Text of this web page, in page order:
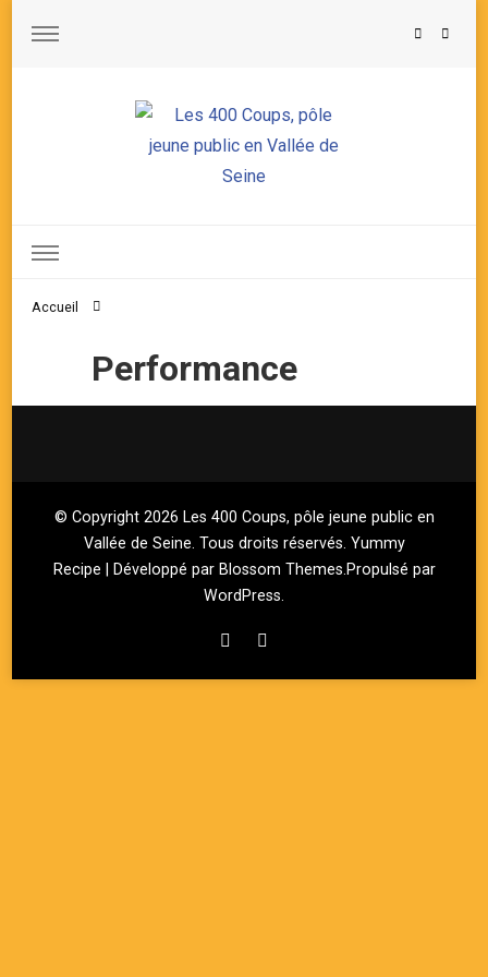
Accueil
Performance
© Copyright 2026 Les 400 Coups, pôle jeune public en
Vallée de Seine. Tous droits réservés. Yummy
Recipe | Développé par Blossom Themes.Propulsé par
WordPress.